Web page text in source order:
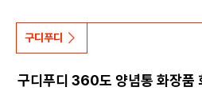
구디푸디
구디푸디 360도 양념통 화장품